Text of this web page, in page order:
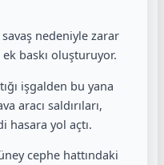
savaş nedeniyle zarar
baskı oluşturuyor.
işgalden bu yana
aracı saldırıları,
hasara yol açtı.
cephe hattındaki